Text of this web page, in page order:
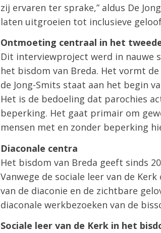
zij ervaren ter sprake,” aldus De
laten uitgroeien tot inclusieve
Ontmoeting centraal in het
Dit interviewproject werd in nauwe
het bisdom van Breda. Het vormt
de Jong-Smits staat aan het begin
Het is de bedoeling dat parochies
beperking. Het gaat primair om
mensen met en zonder beperking
Diaconale centra
Het bisdom van Breda geeft sinds
Vanwege de sociale leer van de
van de diaconie en de zichtbare
diaconale werkbezoeken van de
Sociale leer van de Kerk in het